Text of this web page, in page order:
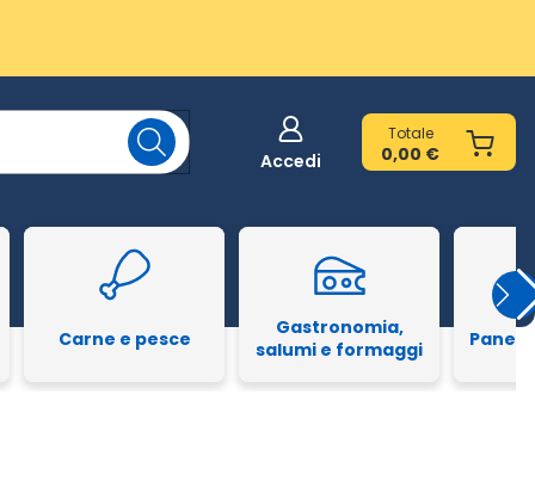
Accedi
Totale
0,00 €
Carne e pesce
Gastronomia,
salumi e formaggi
Pane